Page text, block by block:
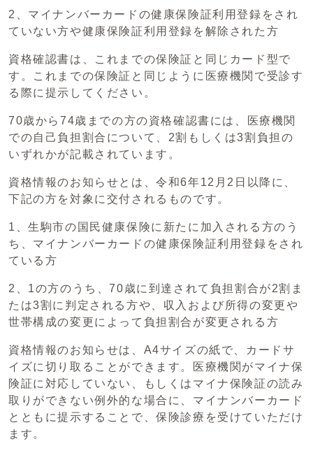
2、マイナンバーカードの健康保険証利用登録をされ
ていない方や健康保険証利用登録を解除された方
資格確認書は、これまでの保険証と同じカード型で
す。これまでの保険証と同じように医療機関で受診す
る際に提示してください。
70歳から74歳までの方の資格確認書には、医療機関
での自己負担割合について、2割もしくは3割負担の
いずれかが記載されています。
資格情報のお知らせとは、令和6年12月2日以降に、
下記の方を対象に交付されるものです。
1、生駒市の国民健康保険に新たに加入される方のう
ち、マイナンバーカードの健康保険証利用登録をされ
ている方
2、1の方のうち、70歳に到達されて負担割合が2割ま
たは3割に判定される方や、収入および所得の変更や
世帯構成の変更によって負担割合が変更される方
資格情報のお知らせは、A4サイズの紙で、カードサ
イズに切り取ることができます。医療機関がマイナ保
険証に対応していない、もしくはマイナ保険証の読み
取りができない例外的な場合に、マイナンバーカード
とともに提示することで、保険診療を受けていただけ
ます。